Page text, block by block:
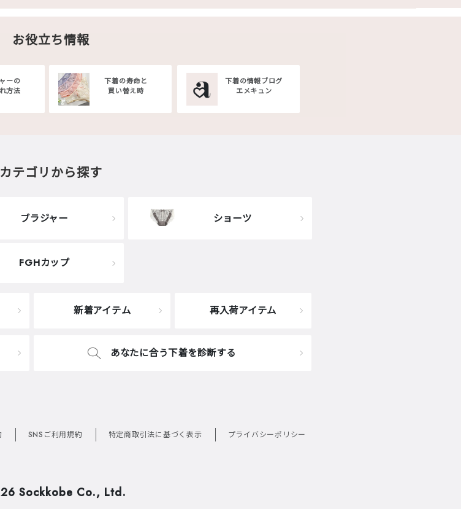
お役立ち情報
ーの
方法
下着の寿命と
買い替え時
下着の情報ブログ
エメキュン
カテゴリから探す
ブラジャー ショーツ
FGHカップ
新着アイテム 再入荷アイテム
あなたに合う下着を診断する
SNSご利用規約 特定商取引法に基づく表示 プライバシーポリシー
Sockkobe Co., Ltd.